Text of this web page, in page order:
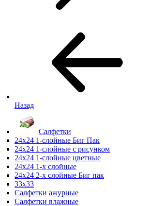
Назад
Салфетки
24х24 1-слойные Биг Пак
24х24 1-слойные с рисунком
24х24 1-слойные цветные
24х24 1-х слойные
24х24 2-х слойные Биг пак
33х33
Салфетки ажурные
Салфетки влажные